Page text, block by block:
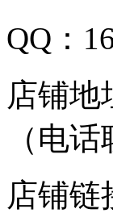
QQ：
店铺地
（电话
店铺链